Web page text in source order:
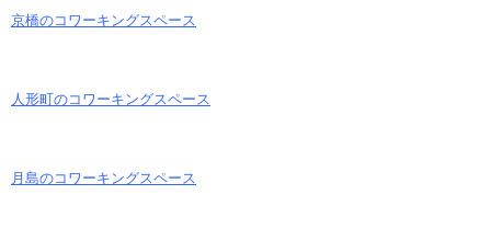
京橋のコワーキングスペース
人形町のコワーキングスペース
月島のコワーキングスペース